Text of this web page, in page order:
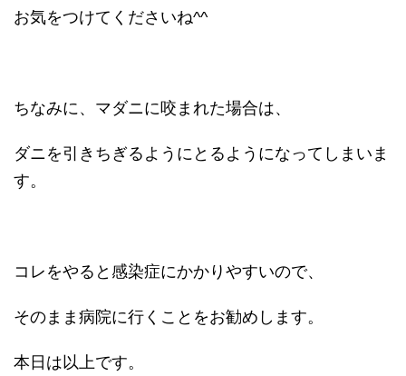
お気をつけてくださいね^^
ちなみに、マダニに咬まれた場合は、
ダニを引きちぎるようにとるようになってしまいま
す。
コレをやると感染症にかかりやすいので、
そのまま病院に行くことをお勧めします。
本日は以上です。